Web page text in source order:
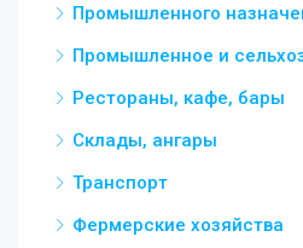
Промышленного
Промышленное и
Рестораны, кафе, бары
Склады, ангары
Транспорт
Фермерские хозяйства